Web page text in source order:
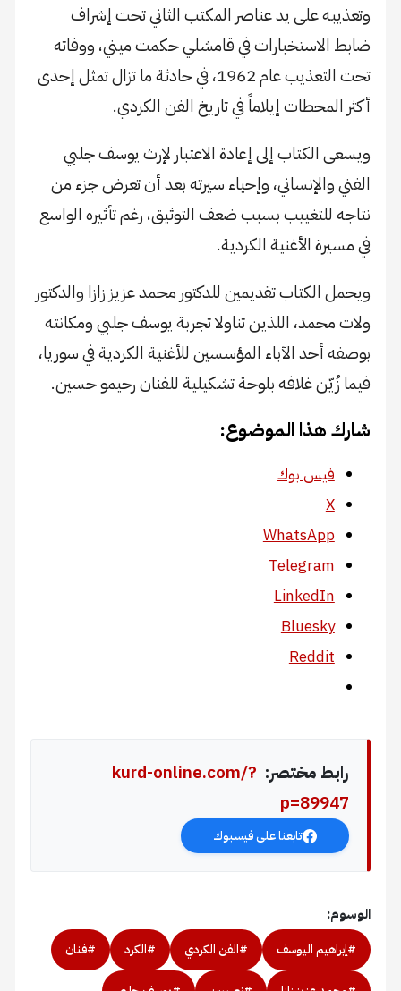
وتعذيبه على يد عناصر المكتب الثاني تحت إشراف
ضابط الاستخبارات في قامشلي حكمت ميني، ووفاته
تحت التعذيب عام 1962، في حادثة ما تزال تمثل إحدى
أكثر المحطات إيلاماً في تاريخ الفن الكردي.
ويسعى الكتاب إلى إعادة الاعتبار لإرث يوسف جلبي
الفني والإنساني، وإحياء سيرته بعد أن تعرض جزء من
نتاجه للتغييب بسبب ضعف التوثيق، رغم تأثيره الواسع
في مسيرة الأغنية الكردية.
ويحمل الكتاب تقديمين للدكتور محمد عزيز زازا والدكتور
ولات محمد، اللذين تناولا تجربة يوسف جلبي ومكانته
بوصفه أحد الآباء المؤسسين للأغنية الكردية في سوريا،
فيما زُيّن غلافه بلوحة تشكيلية للفنان رحيمو حسين.
شارك هذا الموضوع:
فيس بوك
X
WhatsApp
Telegram
LinkedIn
Bluesky
Reddit
رابط مختصر: kurd-online.com/?
p=89947
تابعنا على فيسبوك
الوسوم:
#إبراهيم اليوسف #الفن الكردي #الكرد #فنان